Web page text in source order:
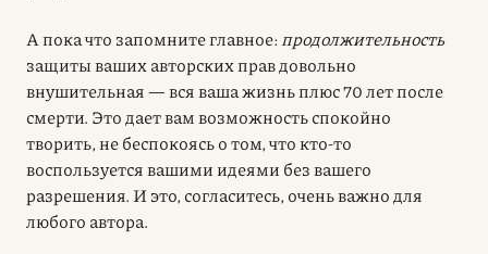
А пока что запомните главное: продолжительность
защиты ваших авторских прав довольно
внушительная — вся ваша жизнь плюс 70 лет после
смерти. Это дает вам возможность спокойно
творить, не беспокоясь о том, что кто-то
воспользуется вашими идеями без вашего
разрешения. И это, согласитесь, очень важно для
любого автора.